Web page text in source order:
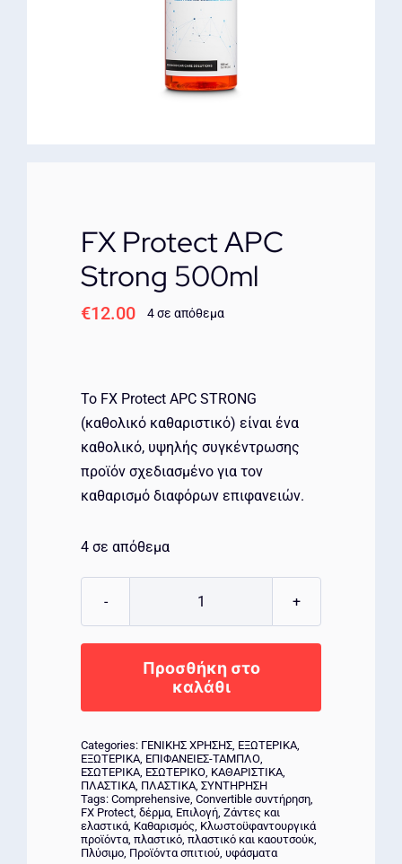
ΕΠΙΚΟΙΝΩΝΙΑ
FX Protect APC
Strong 500ml
€12.00 4 σε απόθεμα
Το FX Protect APC STRONG
(καθολικό καθαριστικό) είναι ένα
καθολικό, υψηλής συγκέντρωσης
προϊόν σχεδιασμένο για τον
καθαρισμό διαφόρων επιφανειών.
4 σε απόθεμα
FX
APC
Strong
500ml
Προσθήκη στο
καλάθι
Categories: ΓΕΝΙΚΗΣ ΧΡΗΣΗΣ, ΕΞΩΤΕΡΙΚΑ,
ΕΞΩΤΕΡΙΚΑ, ΕΠΙΦΑΝΕΙΕΣ-ΤΑΜΠΛΟ,
ΕΣΩΤΕΡΙΚΑ, ΕΣΩΤΕΡΙΚΟ, ΚΑΘΑΡΙΣΤΙΚΑ,
ΠΛΑΣΤΙΚΑ, ΠΛΑΣΤΙΚΑ, ΣΥΝΤΗΡΗΣΗ
Tags: Comprehensive, Convertible συντήρηση,
FX Protect, δέρμα, Επιλογή, Ζάντες και
ελαστικά, Καθαρισμός, Κλωστοϋφαντουργικά
προϊόντα, πλαστικό, πλαστικό και καουτσούκ,
Πλύσιμο, Προϊόντα σπιτιού, υφάσματα